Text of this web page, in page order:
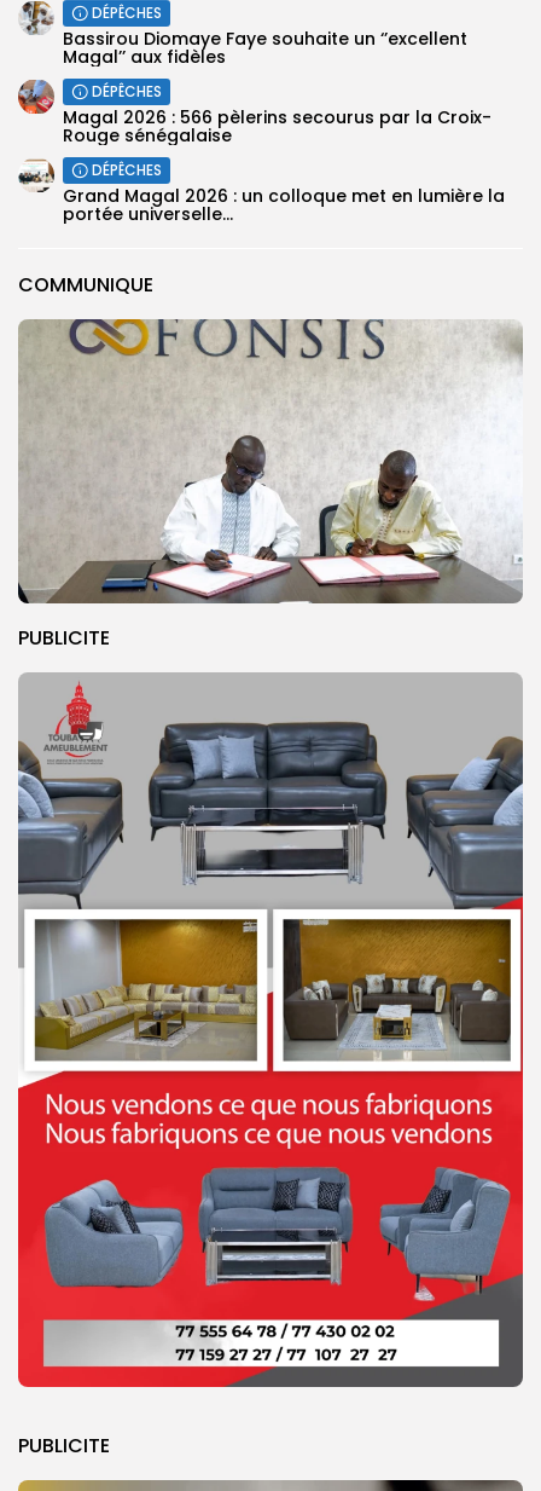
COMMUNIQUE
PUBLICITE
PUBLICITE
DÉPÊCHES
Bassirou Diomaye Faye souhaite un ‘’excellent
Magal’’ aux fidèles
DÉPÊCHES
Magal 2026 : 566 pèlerins secourus par la Croix-
Rouge sénégalaise
DÉPÊCHES
Grand Magal 2026 : un colloque met en lumière la
portée universelle...